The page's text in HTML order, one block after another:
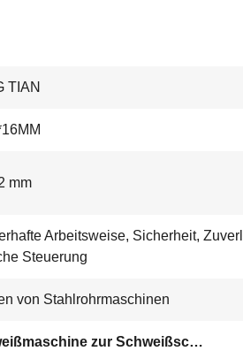
TIAN
mm
Arbeitsweise, Sicherheit,
Steuerung
von Stahlrohrmaschinen
Schweißmaschine zur Schweißschweißmaschine